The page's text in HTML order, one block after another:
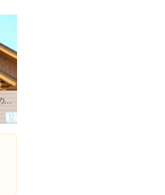
4．エクシブ初島 多目的フィールドでのペタンク 食堂街の さかや の ...